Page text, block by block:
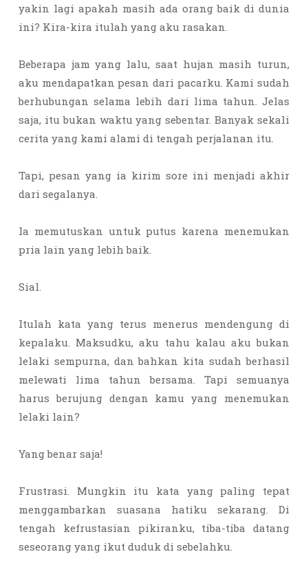
yakin lagi apakah masih ada orang baik di dunia
ini? Kira-kira itulah yang aku rasakan.
Beberapa jam yang lalu, saat hujan masih turun,
aku mendapatkan pesan dari pacarku. Kami sudah
berhubungan selama lebih dari lima tahun. Jelas
saja, itu bukan waktu yang sebentar. Banyak sekali
cerita yang kami alami di tengah perjalanan itu.
Tapi, pesan yang ia kirim sore ini menjadi akhir
dari segalanya.
Ia memutuskan untuk putus karena menemukan
pria lain yang lebih baik.
Sial.
Itulah kata yang terus menerus mendengung di
kepalaku. Maksudku, aku tahu kalau aku bukan
lelaki sempurna, dan bahkan kita sudah berhasil
melewati lima tahun bersama. Tapi semuanya
harus berujung dengan kamu yang menemukan
lelaki lain?
Yang benar saja!
Frustrasi. Mungkin itu kata yang paling tepat
menggambarkan suasana hatiku sekarang. Di
tengah kefrustasian pikiranku, tiba-tiba datang
seseorang yang ikut duduk di sebelahku.